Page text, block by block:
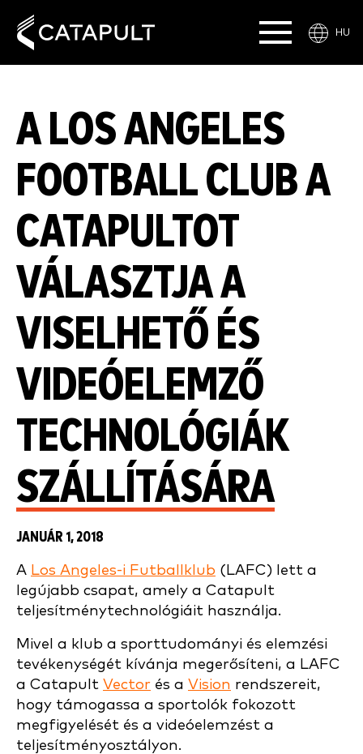
HU
A LOS ANGELES
FOOTBALL CLUB A
CATAPULTOT
VÁLASZTJA A
VISELHETŐ ÉS
VIDEÓELEMZŐ
TECHNOLÓGIÁK
SZÁLLÍTÁSÁRA
JANUÁR 1, 2018
A Los Angeles-i Futballklub (LAFC) lett a
legújabb csapat, amely a Catapult
teljesítménytechnológiáit használja.
Mivel a klub a sporttudományi és elemzési
tevékenységét kívánja megerősíteni, a LAFC
a Catapult Vector és a Vision rendszereit,
hogy támogassa a sportolók fokozott
megfigyelését és a videóelemzést a
teljesítményosztályon.